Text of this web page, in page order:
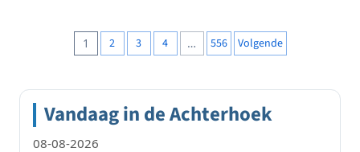
Berichten
1 2 3 4 … 556 Volgende
Vandaag in de Achterhoek
08-08-2026